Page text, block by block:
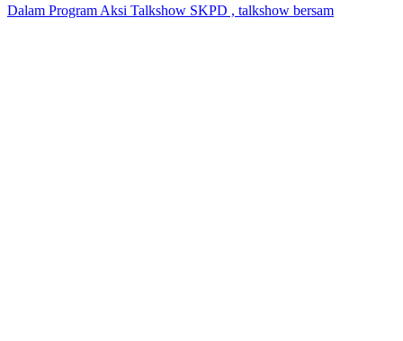
Dalam Program Aksi Talkshow SKPD , talkshow bersam